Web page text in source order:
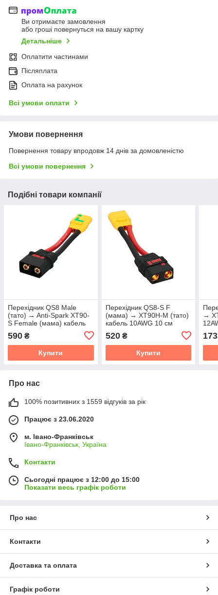
Ви отримаєте замовлення
або гроші повернуться на вашу картку
Детальніше
Оплатити частинами
Післяплата
Оплата на рахунок
Всі умови оплати
Умови повернення
Повернення товару впродовж 14 днів за домовленістю
Всі умови повернення
Подібні товари компанії
Перехідник QS8 Male
(тато) → Anti-Spark XT90-
S Female (мама) кабель
590 ₴
Купити
Перехідник QS8-S F
(мама) → XT90H-M (тато)
кабель 10AWG 10 см
520₴
Купити
→
173
Про нас
100% позитивних з 1559 відгуків за рік
Працює з 23.06.2020
м. Івано-Франківськ
Івано-Франківськ, Україна
Контакти
Сьогодні працює з 12:00 до 15:00
Показати весь графік роботи
Про нас
Контакти
Доставка та оплата
Графік роботи